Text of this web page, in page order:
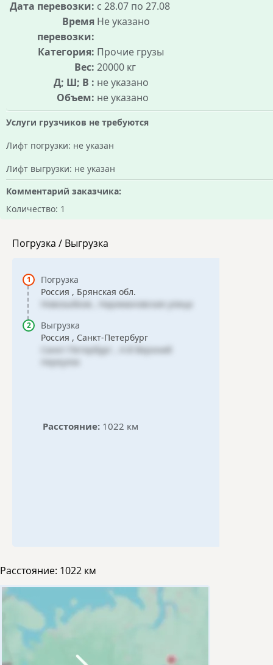
Дата перевозки: с 28.07 по 27.08
Время
перевозки:
Не указано
Категория: Прочие грузы
Вес: 20000 кг
Д; Ш; В : не указано
Объем: не указано
Услуги грузчиков не требуются
Лифт погрузки: не указан
Лифт выгрузки: не указан
Комментарий заказчика:
Количество: 1
Погрузка / Выгрузка
Погрузка
Россия , Брянская обл.
Новозыбков , Наримановская улица
Выгрузка
Россия , Санкт-Петербург
Санкт-Петербург , 4-й Верхний
переулок
Расстояние: 1022 км
Расстояние: 1022 км